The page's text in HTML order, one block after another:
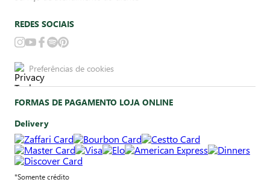
REDES SOCIAIS
Preferências de cookies
FORMAS DE PAGAMENTO LOJA ONLINE
Delivery
*Somente crédito